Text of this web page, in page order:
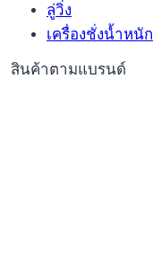
ลู่วิ่ง
เครื่องชั่งน้ำหนัก
สินค้าตามแบรนด์